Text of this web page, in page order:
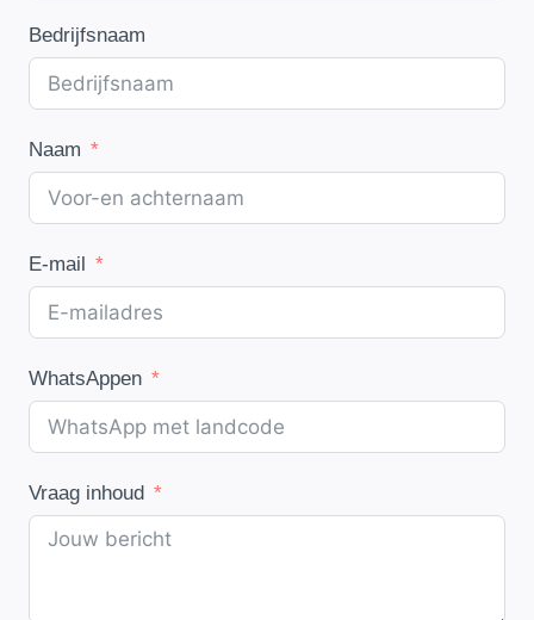
Bedrijfsnaam
Naam
E-mail
WhatsAppen
Vraag inhoud